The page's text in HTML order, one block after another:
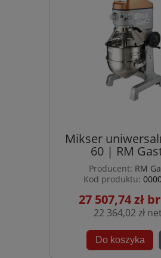
Mikser
60 | RM
Producent: RM
Kod produktu:
27 507,74 zł
22 364,02 zł
Do koszyka